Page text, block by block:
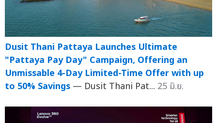
Dusit Thani Pattaya Launches Ultimate
"Pattaya Pay Day" Campaign, Offering an
Unmissable 4-Day Limited-Time Offer with up
to 50% Savings — Dusit Thani Pat... 25 มิ.ย.